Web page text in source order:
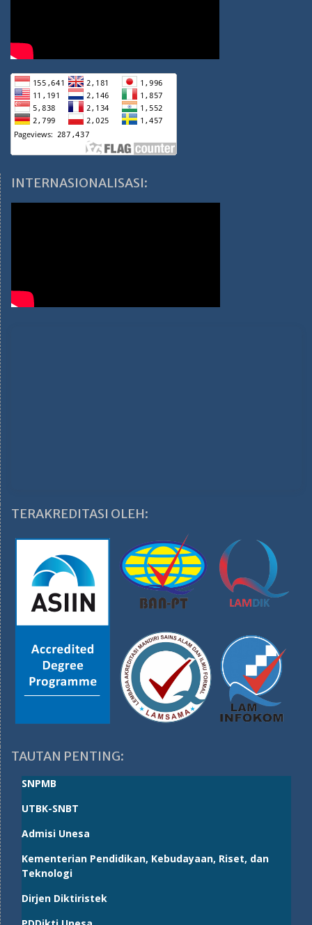
INTERNASIONALISASI:
TERAKREDITASI OLEH:
TAUTAN PENTING:
SNPMB
UTBK-SNBT
Admisi Unesa
Kementerian Pendidikan, Kebudayaan, Riset, dan
Teknologi
Dirjen Diktiristek